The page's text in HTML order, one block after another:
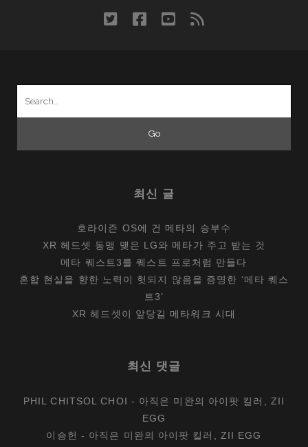
twitterfacebook
youtube
rss
최신 글
호라이즌 OS에 건 메타의 승부수
XR 헤드셋 동맹 맺은 LG와 메타가 주고 받는 것
메타 퀘스트3를 퀘스트 프로처럼 만들다
혼합 현실을 향한 노력이 헛되지 않음을 증명한 ‘메타 퀘스
트3’
XR 헤드셋이 앞당길 메타워크 시대
최신 댓글
PHIL CHITSOL CHOI - 아직은 미완의 아이팟 킬러, ZII
EGG
이승헌 - 아직은 미완의 아이팟 킬러, ZII EGG